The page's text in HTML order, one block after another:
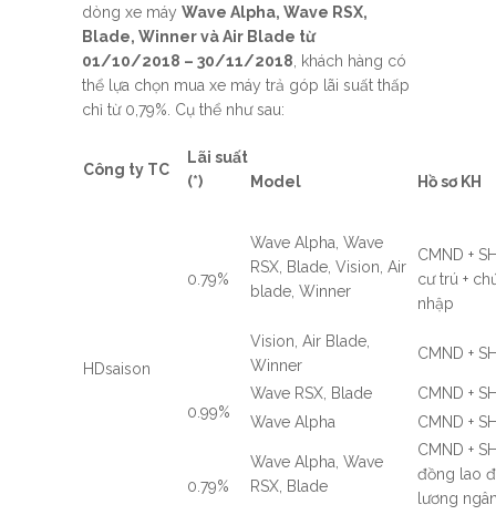
dòng xe máy Wave Alpha, Wave RSX,
Blade, Winner và Air Blade từ
01/10/2018 – 30/11/2018, khách hàng có
thể lựa chọn mua xe máy trả góp lãi suất thấp
chỉ từ 0,79%. Cụ thể như sau:
Công ty TC
Lãi suất
(*)
Model Hồ sơ KH
HDsaison
0.79%
Wave Alpha, Wave
RSX, Blade, Vision, Air
blade, Winner
CMND +
cư trú +
nhập
0.99%
Vision, Air Blade,
Winner
CMND +
Wave RSX, Blade
CMND +
Wave Alpha
CMND +
0.79%
Wave Alpha, Wave
RSX, Blade
CMND +
đồng lao
lương